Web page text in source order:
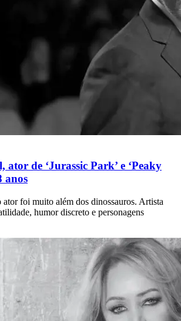
de ‘Jurassic Park’ e ‘Peaky
anos
foi muito além dos dinossauros. Artista
humor discreto e personagens